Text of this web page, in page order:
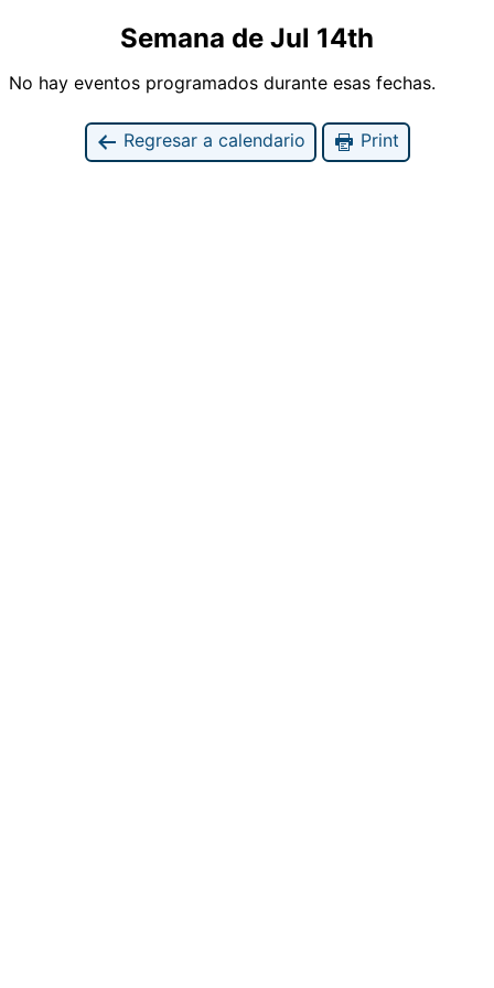
Semana de Jul 14th
No hay eventos programados durante esas fechas.
Regresar a calendario Print